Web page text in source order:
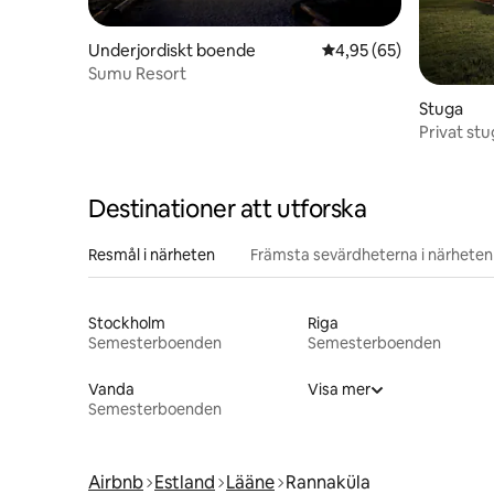
Underjordiskt boende 4,95 av 5 i
4,95 (65)
Sumu Resort
Stuga
Privat
Destinationer att utforska
Resmål i närheten Främsta sevärdheterna i närheten
Stockholm
Semesterboenden
Riga
Semesterboenden
Vanda
Semesterboenden
Visa mer
Airbnb Estland Lääne Rannaküla